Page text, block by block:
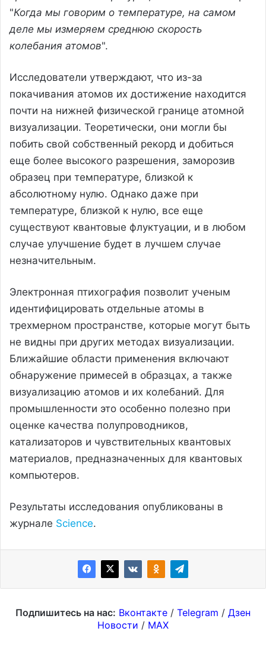
"Когда мы говорим о температуре, на самом
деле мы измеряем среднюю скорость
колебания атомов".
Исследователи утверждают, что из-за
покачивания атомов их достижение находится
почти на нижней физической границе атомной
визуализации. Теоретически, они могли бы
побить свой собственный рекорд и добиться
еще более высокого разрешения, заморозив
образец при температуре, близкой к
абсолютному нулю. Однако даже при
температуре, близкой к нулю, все еще
существуют квантовые флуктуации, и в любом
случае улучшение будет в лучшем случае
незначительным.
Электронная птихография позволит ученым
идентифицировать отдельные атомы в
трехмерном пространстве, которые могут быть
не видны при других методах визуализации.
Ближайшие области применения включают
обнаружение примесей в образцах, а также
визуализацию атомов и их колебаний. Для
промышленности это особенно полезно при
оценке качества полупроводников,
катализаторов и чувствительных квантовых
материалов, предназначенных для квантовых
компьютеров.
Результаты исследования опубликованы в
журнале Science.
Подпишитесь на нас: Вконтакте / Telegram / Дзен
Новости / MAX